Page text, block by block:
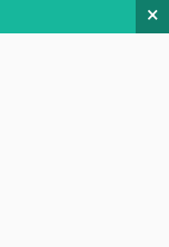
×